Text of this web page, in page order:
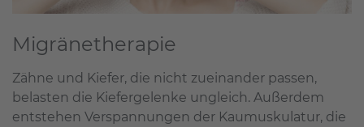
Migränetherapie
Zähne und Kiefer, die nicht zueinander passen,
belasten die Kiefergelenke ungleich. Außerdem
entstehen Verspannungen der Kaumuskulatur, die